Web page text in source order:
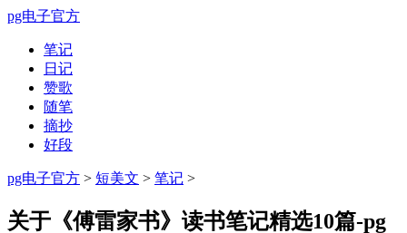
pg电子官方
笔记
日记
赞歌
随笔
摘抄
好段
pg电子官方 > 短美文 > 笔记 >
关于《傅雷家书》读书笔记精选10篇-pg